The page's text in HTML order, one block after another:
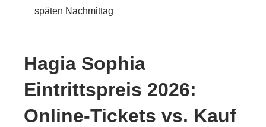
späten Nachmittag
Hagia Sophia
Eintrittspreis 2026:
Online-Tickets vs. Kauf